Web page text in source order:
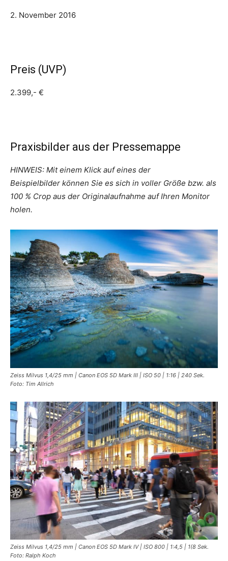
2. November 2016
Preis (UVP)
2.399,- €
Praxisbilder aus der Pressemappe
HINWEIS: Mit einem Klick auf eines der
Beispielbilder können Sie es sich in voller Größe bzw. als
100 % Crop aus der Originalaufnahme auf Ihren Monitor
holen.
Zeiss Milvus 1,4/25 mm | Canon EOS 5D Mark III | ISO 50 | 1:16 | 240 Sek.
Foto: Tim Allrich
Zeiss Milvus 1,4/25 mm | Canon EOS 5D Mark IV | ISO 800 | 1:4,5 | 1(8 Sek.
Foto: Ralph Koch